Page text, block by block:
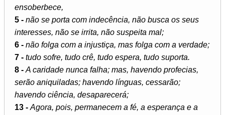
ensoberbece,
5 - não se porta com indecência, não busca os seus
interesses, não se irrita, não suspeita mal;
6 - não folga com a injustiça, mas folga com a verdade;
7 - tudo sofre, tudo crê, tudo espera, tudo suporta.
8 - A caridade nunca falha; mas, havendo profecias,
serão aniquiladas; havendo línguas, cessarão;
havendo ciência, desaparecerá;
13 - Agora, pois, permanecem a fé, a esperança e a